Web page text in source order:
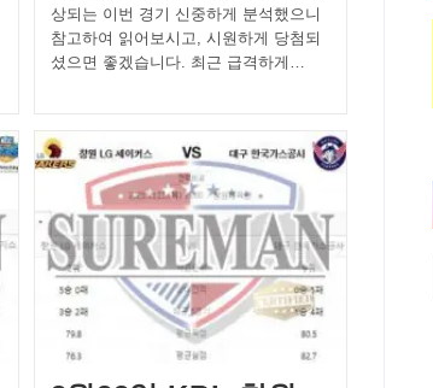
상되는 이번 경기 신중하게 분석했으니
참고하여 읽어보시고, 시원하게 당첨되
셨으면 좋겠습니다. 최근 급격하게…